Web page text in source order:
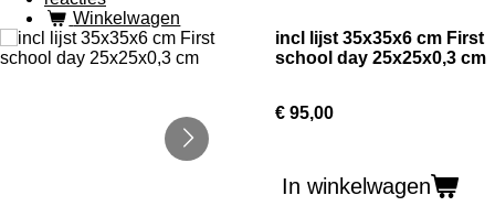
Winkelwagen
incl lijst 35x35x6 cm First
school day 25x25x0,3 cm
€ 95,00
In winkelwagen